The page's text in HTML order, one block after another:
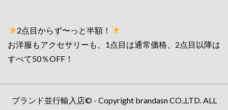
2点目からず〜っと半額！
お洋服もアクセサリーも、1点目は通常価格、2点目以降は
すべて50％OFF！
ブランド並行輸入店© - Copyright brandasn CO.,LTD. ALL